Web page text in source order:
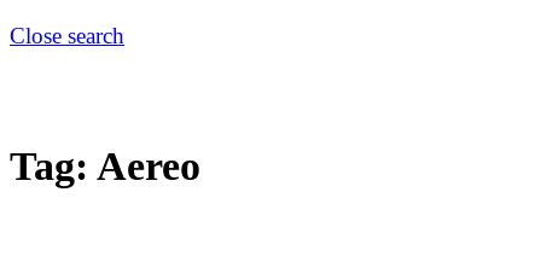
Close search
Tag: Aereo